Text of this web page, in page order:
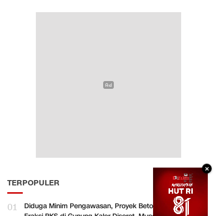
TERPOPULER
01
Diduga Minim Pengawasan, Proyek Betonisasi Aspirasi
×